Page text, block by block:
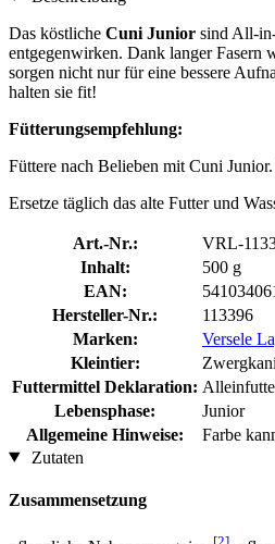
Das köstliche Cuni Junior sind All-
entgegenwirken. Dank langer Fasern
sorgen nicht nur für eine bessere
halten sie fit!
Fütterungsempfehlung:
Füttere nach Belieben mit Cuni
Ersetze täglich das alte Futter und
Art.-Nr.:
VRL-
Inhalt:
500 g
EAN:
Hersteller-Nr.:
113396
Marken:
Versele
Kleintier:
Futtermittel Deklaration:
Lebensphase:
Junior
Allgemeine Hinweise:
Farbe
Zutaten
Zusammensetzung